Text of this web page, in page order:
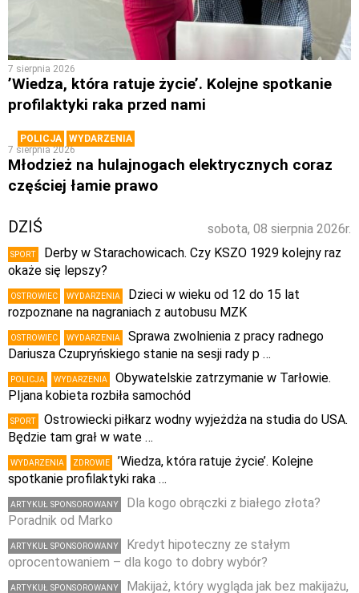
7 sierpnia 2026
’Wiedza, która ratuje życie’. Kolejne spotkanie
profilaktyki raka przed nami
POLICJA
WYDARZENIA
7 sierpnia 2026
Młodzież na hulajnogach elektrycznych coraz
częściej łamie prawo
sobota, 08 sierpnia 2026r.
DZIŚ
SPORT
Derby w Starachowicach. Czy KSZO 1929 kolejny raz
okaże się lepszy?
OSTROWIEC WYDARZENIA
Dzieci w wieku od 12 do 15 lat
rozpoznane na nagraniach z autobusu MZK
OSTROWIEC WYDARZENIA
Sprawa zwolnienia z pracy radnego
Dariusza Czupryńskiego stanie na sesji rady p …
POLICJA WYDARZENIA
Obywatelskie zatrzymanie w Tarłowie.
PIjana kobieta rozbiła samochód
SPORT
Ostrowiecki piłkarz wodny wyjeżdża na studia do USA.
Będzie tam grał w wate …
WYDARZENIA ZDROWIE
’Wiedza, która ratuje życie’. Kolejne
spotkanie profilaktyki raka …
ARTYKUŁ SPONSOROWANY
Dla kogo obrączki z białego złota?
Poradnik od Marko
ARTYKUŁ SPONSOROWANY
Kredyt hipoteczny ze stałym
oprocentowaniem – dla kogo to dobry wybór?
ARTYKUŁ SPONSOROWANY
Makijaż, który wygląda jak bez makijażu,